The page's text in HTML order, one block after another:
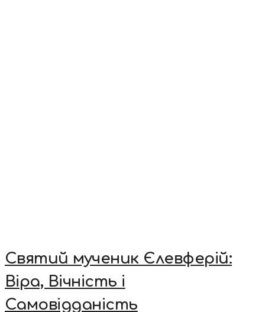
Святий мученик Єлевферій:
Віра, Вічність і
Самовідданість